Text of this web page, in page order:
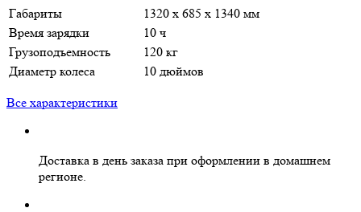
Габариты
1320 х 685 х 1340 мм
Время зарядки
10 ч
Грузоподъемность
120 кг
Диаметр колеса
10 дюймов
Все характеристики
Доставка в день заказа при оформлении в домашнем
регионе.